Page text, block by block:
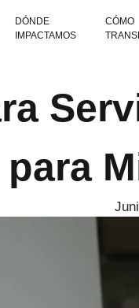
DÓNDE
IMPACTAMOS
CÓMO